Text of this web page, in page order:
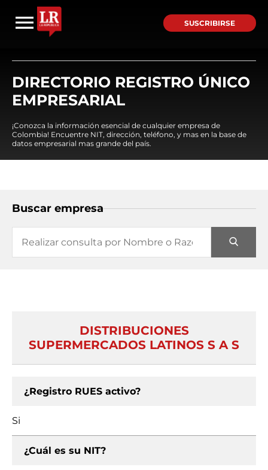
SUSCRIBIRSE
DIRECTORIO REGISTRO ÚNICO
EMPRESARIAL
¡Conozca la información esencial de cualquier empresa de
Colombia! Encuentre NIT, dirección, teléfono, y mas en la base de
datos empresarial mas grande del país.
Buscar empresa
DISTRIBUCIONES
SUPERMERCADOS LATINOS S A S
¿Registro RUES activo?
Si
¿Cuál es su NIT?